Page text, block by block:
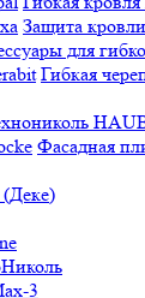
Защита
Гибкая
Фасадная
3